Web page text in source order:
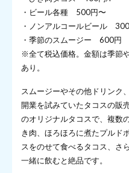
・ビール各種 500円〜
・ノンアルコールビール
・季節のスムージー 600円
※全て税込価格。金額は季節
あり。
スムージーやその他ドリンク
開業を試みていたタコスの販
のオリジナルタコスで、複数
き肉、ほろほろに煮たプルド
スをのせて食べるタコス、さ
一緒に飲むと絶品です。